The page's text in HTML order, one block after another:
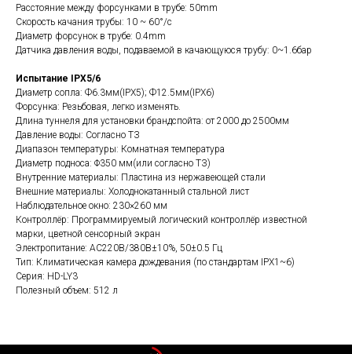
Расстояние между форсунками в трубе: 50mm
Скорость качания трубы: 10 ~ 60°/с
Диаметр форсунок в трубе: 0.4mm
Датчика давления воды, подаваемой в качающуюся трубу: 0~1.6бар
Испытание IPX5/6
Диаметр сопла: Ф6.3мм(IPX5); Ф12.5мм(IPX6)
Форсунка: Резьбовая, легко изменять.
Длина туннеля для установки брандспойта: от 2000 до 2500мм
Давление воды: Согласно ТЗ
Диапазон температуры: Комнатная температура
Диаметр подноса: Φ350 мм(или согласно ТЗ)
Внутренние материалы: Пластина из нержавеющей стали
Внешние материалы: Холоднокатанный стальной лист
Наблюдательное окно: 230×260 мм
Контроллёр: Программируемый логический контроллёр известной
марки, цветной сенсорный экран
Электропитание: AC220В/380В±10%, 50±0.5 Гц
Тип: Климатическая камера дождевания (по стандартам IPX1~6)
Серия: HD-LY3
Полезный объем: 512 л